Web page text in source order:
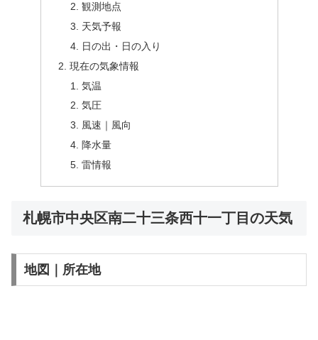
観測地点
天気予報
日の出・日の入り
現在の気象情報
気温
気圧
風速｜風向
降水量
雷情報
札幌市中央区南二十三条西十一丁目の天気
地図｜所在地